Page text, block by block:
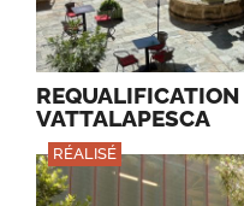
REQUALIFICATION
VATTALAPESCA
RÉALISÉ